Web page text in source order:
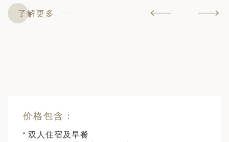
了解更多
价格包含：
双人住宿及早餐